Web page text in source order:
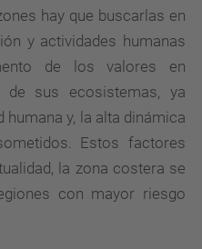
hay que buscarlas en
y actividades humanas
de los valores en
de sus ecosistemas, ya
y, la alta dinámica
Estos factores
la zona costera se
con mayor riesgo